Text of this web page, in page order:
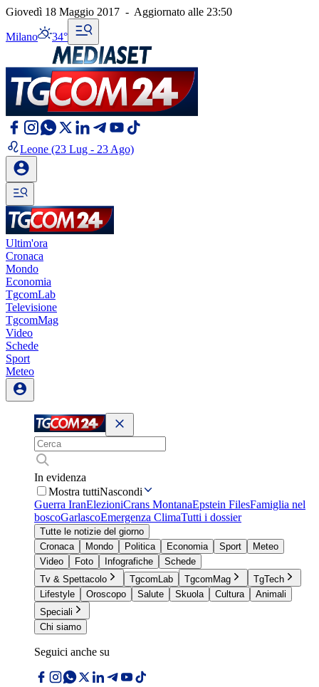
Giovedì 18 Maggio 2017 - Aggiornato alle 23:50
Milano 34°
Leone (23 Lug - 23 Ago)
Ultim'ora
Cronaca
Mondo
Economia
TgcomLab
Televisione
TgcomMag
Video
Schede
Sport
Meteo
In evidenza
Mostra tuttiNascondi
Guerra IranElezioniCrans MontanaEpstein FilesFamiglia nel
boscoGarlascoEmergenza ClimaTutti i dossier
Tutte le notizie del giorno
Cronaca
Mondo Politica Economia Sport
Meteo
Video
Foto Infografiche
Schede
Tv & Spettacolo
TgcomLab TgcomMag
TgTech
Lifestyle
Oroscopo Salute Skuola Cultura
Animali
Speciali
Chi siamo
Seguici anche su